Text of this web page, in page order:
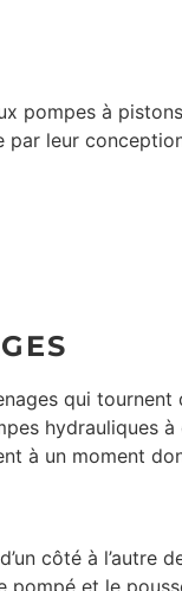
pompes à
par leur
qui
hydrauliques
à un moment
côté à